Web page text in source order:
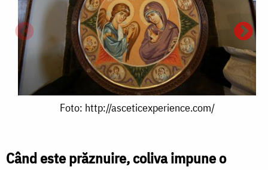
Foto: http://asceticexperience.com/
Când este prăznuire, coliva impune o